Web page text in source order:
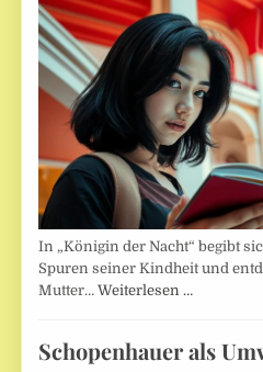
In „Königin der Nacht“ begibt
Spuren seiner Kindheit und
Mutter…Weiterlesen …
Schopenhauer als